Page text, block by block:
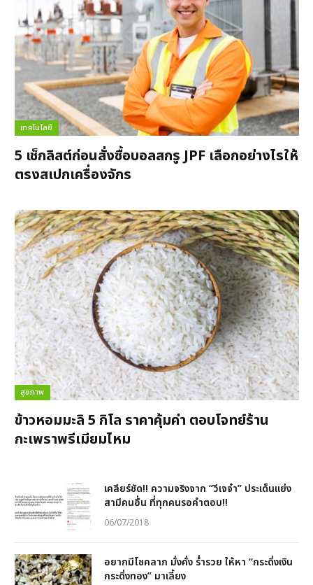
เทคโนโลยี
5 เช็กลิสต์ก่อนสั่งซื้อบอลสกรู JPF เลือกอย่างไรให้
ตรงสเปกเครื่องจักร
สุขภาพ
ข้าวหอมมะลิ 5 กิโล ราคาคุ้มค่า ตอบโจทย์ร้าน
กะเพราพรีเมียมไหม
เคลียร์ชัด!! ความจริงจาก “วีเจจ๋า” ประเด็นแย่ง
สามีคนอื่น ที่ทุกคนรอคำตอบ!!
06/07/2018
อยากมีโชคลาภ มั่งคั่ง ร่ำรวย ให้หา “กระดิ่งเงิน
กระดิ่งทอง” มาเลี้ยง